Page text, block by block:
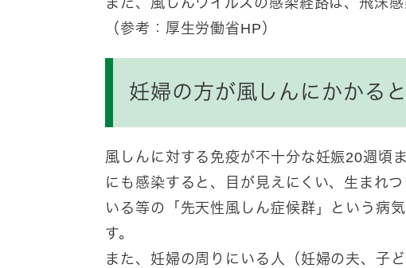
（参考：厚生労働省HP）
妊婦の方が風しんにかかる
風しんに対する免疫が不十分な妊娠20週頃
にも感染すると、目が見えにくい、生まれ
いる等の「先天性風しん症候群」という病
す。
また、妊婦の周りにいる人（妊婦の夫、子